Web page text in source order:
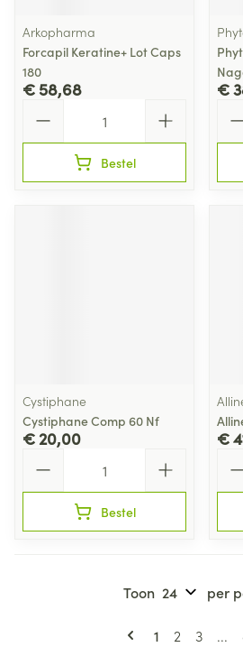
Arkopharma
Forcapil Keratine+ Lot Caps
180
€ 58,68
Bestel
€
Cystiphane
Cystiphane Comp 60 Nf
€ 20,00
Bestel
€
U lees
1 Pagina
2 Pagina
3 ...
Toon per